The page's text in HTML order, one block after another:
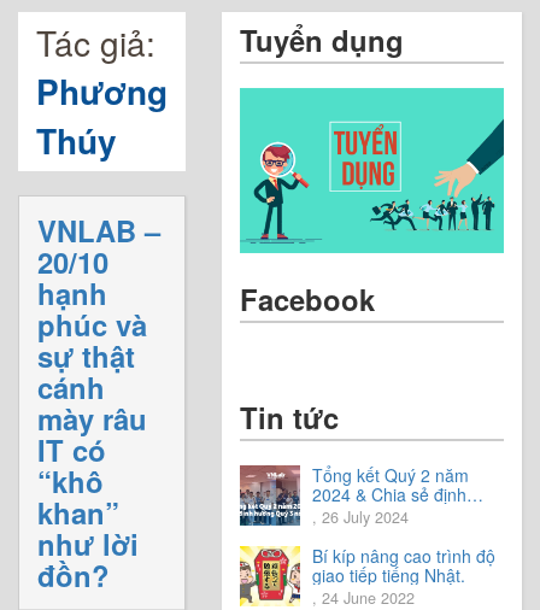
Tác giả:
Phương
Thúy
VNLAB –
20/10
hạnh
phúc và
sự thật
cánh
mày râu
IT có
“khô
khan”
như lời
đồn?
Tuyển dụng
Facebook
Tin tức
Tổng kết Quý 2 năm
2024 & Chia sẻ định
hướng Quý 3 năm 2024
, 26 July 2024
Bí kíp nâng cao trình độ
giao tiếp tiếng Nhật.
, 24 June 2022